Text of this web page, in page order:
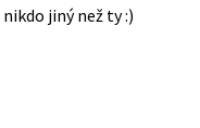
nikdo jiný než ty :)